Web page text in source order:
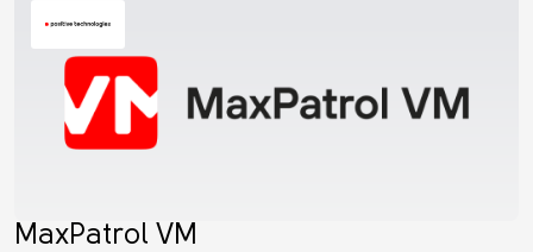
MaxPatrol VM